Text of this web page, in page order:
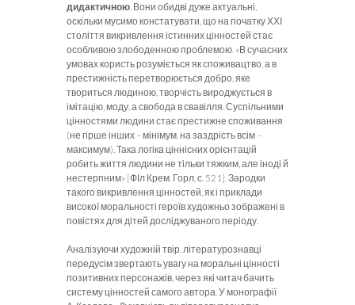
дидактичною . Вони обидві дуже актуальні,
оскільки мусимо констатувати, що на початку ХХІ
століття викривлення істинних цінностей стає
особливою злободенною проблемою. «В сучасних
умовах користь розуміється як споживацтво, а в
престижність перетворюється добро, яке
твориться людиною, творчість вироджується в
імітацію, моду, а свобода в свавілля. Суспільними
цінностями людини стає престижне споживання
(не гірше інших – мінімум, на заздрість всім –
максимум). Така логіка ціннісних орієнтацій
робить життя людини не тільки тяжким, але іноді й
нестерпним» [ФІл Крем. Горл, с. 521]. Зародки
такого викривлення цінностей, як і приклади
високої моральності героїв художньо зображені в
повістях для дітей досліджуваного періоду.
Аналізуючи художній твір, літературознавці
передусім звертають увагу на моральні цінності
позитивних персонажів, через які читач бачить
систему цінностей самого автора. У монографії